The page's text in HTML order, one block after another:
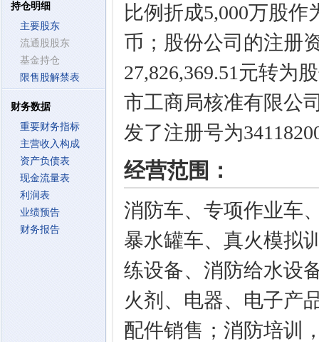
持仓明细
主要股东
流通股股东
基金持仓
限售股解禁表
财务数据
重要财务指标
主营收入构成
资产负债表
现金流量表
利润表
业绩预告
财务报告
比例折成5,000万股
币；股份公司的注册
27,826,369.51元转为
市工商局核准有限公
发了注册号为
经营范围：
消防车、专项作业车
暴水罐车、真火模拟
练设备、消防给水设
火剂、电器、电子产
配件销售；消防培训